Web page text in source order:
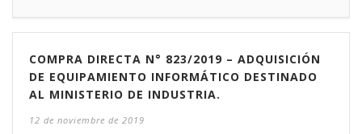
COMPRA DIRECTA N° 823/2019 – ADQUISICIÓN
DE EQUIPAMIENTO INFORMÁTICO DESTINADO
AL MINISTERIO DE INDUSTRIA.
12 de noviembre de 2019